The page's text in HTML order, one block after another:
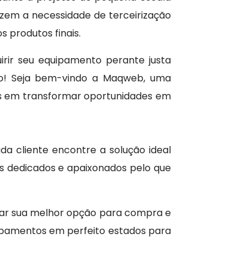
a necessidade de terceirização
produtos finais.
seu equipamento perante justa
Seja bem-vindo a Maqweb, uma
em transformar oportunidades em
cliente encontre a solução ideal
dedicados e apaixonados pelo que
sua melhor opção para compra e
em perfeito estados para